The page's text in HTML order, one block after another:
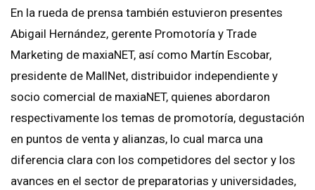
En la rueda de prensa también estuvieron presentes
Abigail Hernández, gerente Promotoría y Trade
Marketing de maxiaNET, así como Martín Escobar,
presidente de MallNet, distribuidor independiente y
socio comercial de maxiaNET, quienes abordaron
respectivamente los temas de promotoría, degustación
en puntos de venta y alianzas, lo cual marca una
diferencia clara con los competidores del sector y los
avances en el sector de preparatorias y universidades,